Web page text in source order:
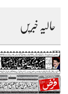
حالیہ خبریں